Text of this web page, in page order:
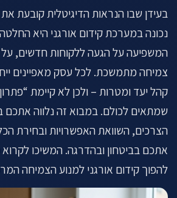
בעידן שבו הנראות הדיגיטלית קובעת
נכונה במערכת קידום אורגני היא
המשפיעה על הגעה ללקוחות חדשים, על
צמיחה מתמשכת. לכל עסק מאפיינים
קהל יעד ומטרות – ולכן לא קיימת
שמתאים לכולם. במבוא זה נלווה אתכם
הצרכים, השוואת האפשרויות ובחירת
אתכם בביטחון ובהדרגה. המשיכו לקרוא
להפוך קידום אורגני למנוע הצמיחה